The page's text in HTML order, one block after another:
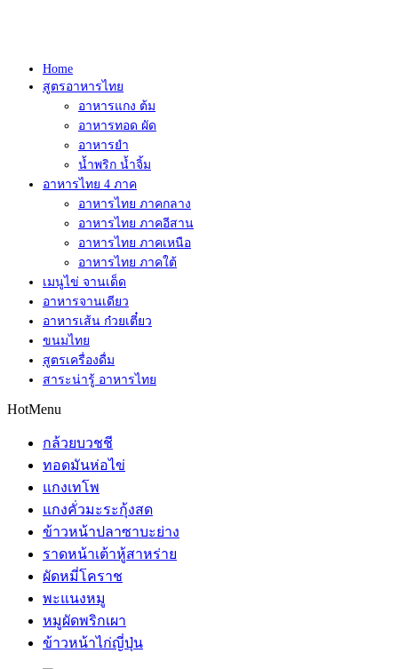
Home
สูตรอาหารไทย
อาหารแกง ต้ม
อาหารทอด ผัด
อาหารยำ
น้ำพริก น้ำจิ้ม
อาหารไทย 4 ภาค
อาหารไทย ภาคกลาง
อาหารไทย ภาคอีสาน
อาหารไทย ภาคเหนือ
อาหารไทย ภาคใต้
เมนูไข่ จานเด็ด
อาหารจานเดียว
อาหารเส้น ก๋วยเตี๋ยว
ขนมไทย
สูตรเครื่องดื่ม
สาระน่ารู้ อาหารไทย
HotMenu
กล้วยบวชชี
ทอดมันห่อไข่
แกงเทโพ
แกงคั่วมะระกุ้งสด
ข้าวหน้าปลาซาบะย่าง
ราดหน้าเต้าหู้สาหร่าย
ผัดหมี่โคราช
พะแนงหมู
หมูผัดพริกเผา
ข้าวหน้าไก่ญี่ปุ่น